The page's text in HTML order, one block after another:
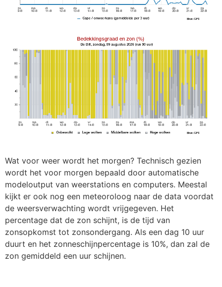
Wat voor weer wordt het morgen? Technisch gezien
wordt het voor morgen bepaald door automatische
modeloutput van weerstations en computers. Meestal
kijkt er ook nog een meteoroloog naar de data voordat
de weersverwachting wordt vrijgegeven. Het
percentage dat de zon schijnt, is de tijd van
zonsopkomst tot zonsondergang. Als een dag 10 uur
duurt en het zonneschijnpercentage is 10%, dan zal de
zon gemiddeld een uur schijnen.